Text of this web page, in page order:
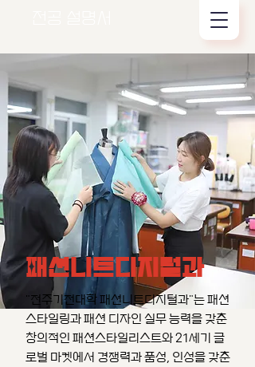
패션니트디지털과
"전주기전대학 패션니트디지털과"는 패션
스타일링과 패션 디자인 실무 능력을 갖춘
창의적인 패션스타일리스트와 21세기 글
로벌 마켓에서 경쟁력과 품성, 인성을 갖춘